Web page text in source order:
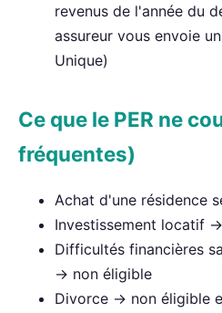
revenus de l'année du
assureur vous envoie
Unique)
Ce que le PER ne
fréquentes)
Achat d'une résidence
Investissement locatif
Difficultés financières
→ non éligible
Divorce → non éligible